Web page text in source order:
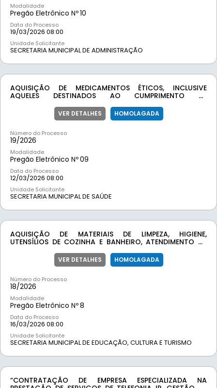
Modalidade
Pregão Eletrônico Nº10
Data do Processo
19/03/2026 08:00
Unidade Solicitante
SECRETARIA MUNICIPAL DE ADMINISTRAÇÃO
AQUISIÇÃO DE MEDICAMENTOS ÉTICOS, INCLUSIVE
AQUELES DESTINADOS AO CUMPRIMENTO DE
DEMANDAS DA SECRETARIA MUNICIPAL DE SAÚDE,
ASSEGURANDO A CONTINUIDADE DA ASSISTÊNCIA
LEGAIS DO MUNICÍPIO
VER DETALHES HOMOLAGADA
Número do Processo
19/2026
Modalidade
Pregão Eletrônico Nº09
Data do Processo
12/03/2026 08:00
Unidade Solicitante
SECRETARIA MUNICIPAL DE SAÚDE
AQUISIÇÃO DE MATERIAIS DE LIMPEZA, HIGIENE,
UTENSÍLIOS DE COZINHA E BANHEIRO, ATENDIMENTO AS
DE MOEDA/MGVER DETALHES HOMOLAGADA
Número do Processo
18/2026
Modalidade
Pregão Eletrônico Nº8
Data do Processo
16/03/2026 08:00
Unidade Solicitante
SECRETARIA MUNICIPAL DE EDUCAÇÃO, CULTURA E TURISMO
“CONTRATAÇÃO DE EMPRESA ESPECIALIZADA NA